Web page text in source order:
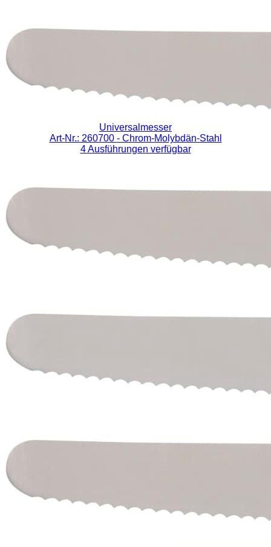
Universalmesser
Art-Nr.: 260700 - Chrom-Molybdän-Stahl
4 Ausführungen verfügbar